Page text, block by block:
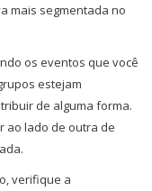
mais segmentada no
os eventos que você
estejam
de alguma forma.
ao lado de outra de
verifique a